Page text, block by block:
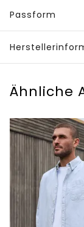
Passform
Ähnliche